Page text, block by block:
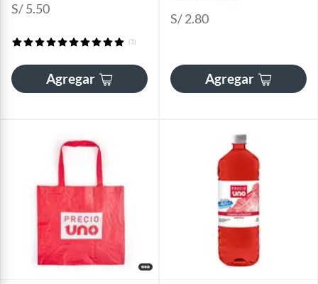
S/ 5.50
(1)
Agregar
S/ 2.80
Agregar